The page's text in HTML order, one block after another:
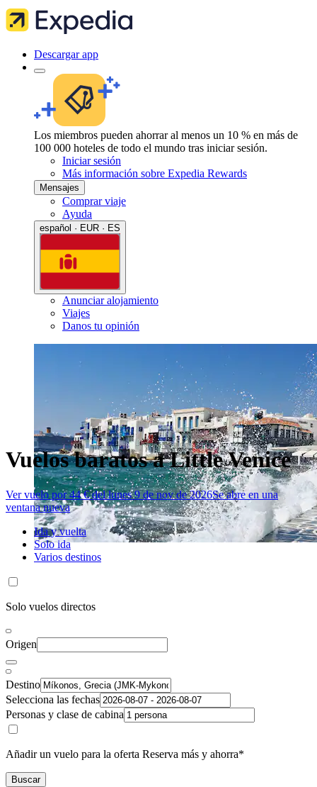
Descargar app
Los miembros pueden ahorrar al menos un 10 % en más de
100 000 hoteles de todo el mundo tras iniciar sesión.
Iniciar sesión
Más información sobre Expedia Rewards
Mensajes
Comprar viaje
Ayuda
español · EUR · ES
Anunciar alojamiento
Viajes
Danos tu opinión
Vuelos baratos a Little Venice
Ver vuelo por 44 € del lunes 9 de nov de 2026Se abre en una
ventana nueva
Ida y vuelta
Solo ida
Varios destinos
Solo vuelos directos
Origen
Destino
Selecciona las fechas
Personas y clase de cabina
Añadir un vuelo para la oferta Reserva más y ahorra*
Buscar